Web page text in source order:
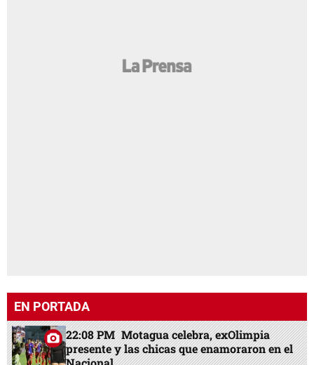
EN PORTADA
22:08 PM Motagua celebra, exOlimpia
presente y las chicas que enamoraron en el